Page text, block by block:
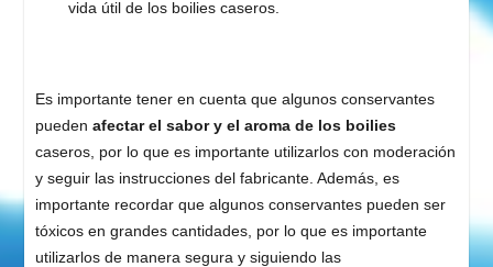
vida útil de los boilies caseros.
Es importante tener en cuenta que algunos conservantes
pueden afectar el sabor y el aroma de los boilies
caseros, por lo que es importante utilizarlos con moderación
y seguir las instrucciones del fabricante. Además, es
importante recordar que algunos conservantes pueden ser
tóxicos en grandes cantidades, por lo que es importante
utilizarlos de manera segura y siguiendo las